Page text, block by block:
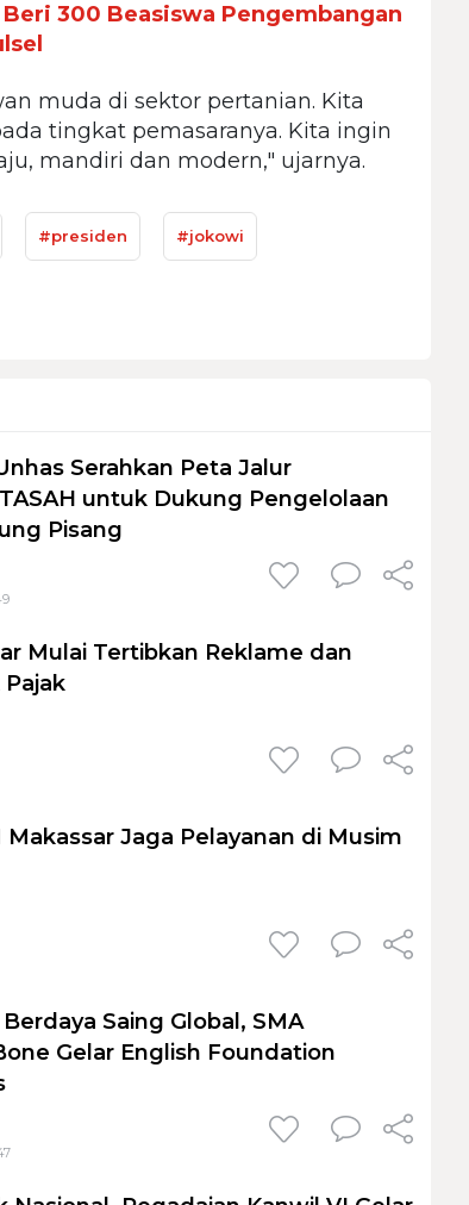
300 Beasiswa Pengembangan
muda di sektor pertanian. Kita
tingkat pemasaranya. Kita ingin
mandiri dan modern," ujarnya.
#presiden #jokowi
Serahkan Peta Jalur
untuk Dukung Pengelolaan
Pisang
Mulai Tertibkan Reklame dan
Jaga Pelayanan di Musim
Saing Global, SMA
Gelar English Foundation